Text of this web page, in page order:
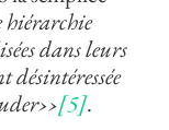
hiérarchie
dans leurs
désintéressée
››[5].